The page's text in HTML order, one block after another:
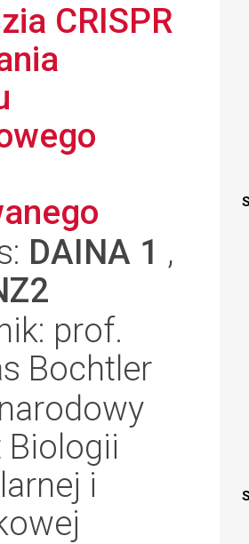
CRISPR
DAINA 1 ,
prof.
Bochtler
Biologii
i